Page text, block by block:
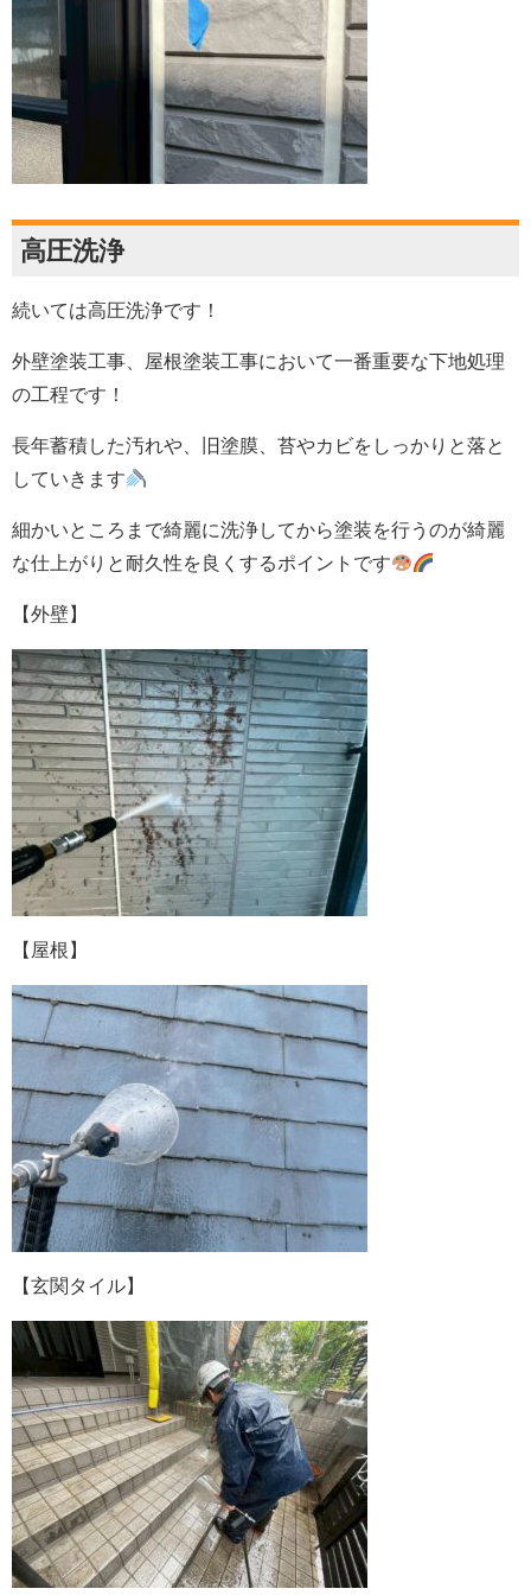
高圧洗浄
続いては高圧洗浄です！
外壁塗装工事、屋根塗装工事において一番重要な下地処理
の工程です！
長年蓄積した汚れや、旧塗膜、苔やカビをしっかりと落と
していきます
細かいところまで綺麗に洗浄してから塗装を行うのが綺麗
な仕上がりと耐久性を良くするポイントです
【外壁】
【屋根】
【玄関タイル】